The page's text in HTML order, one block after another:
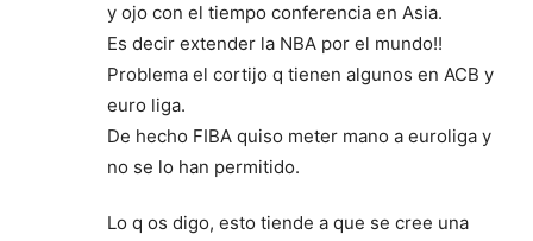
y ojo con el tiempo conferencia en Asia.
Es decir extender la NBA por el mundo!!
Problema el cortijo q tienen algunos en ACB y
euro liga.
De hecho FIBA quiso meter mano a euroliga y
no se lo han permitido.
Lo q os digo, esto tiende a que se cree una